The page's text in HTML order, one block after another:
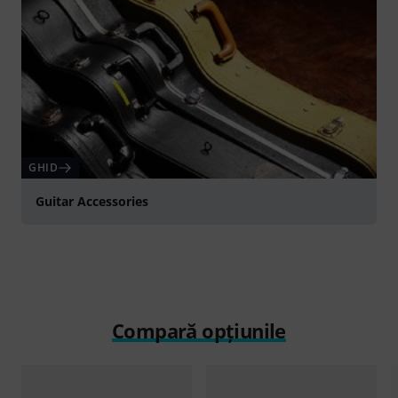
GHID
Guitar Accessories
Compară opțiunile